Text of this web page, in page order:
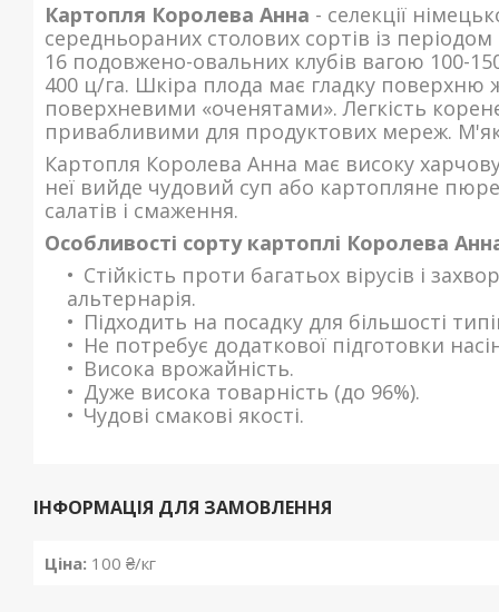
Картопля Королева Анна - селекції
середньораних столових сортів із
16 подовжено-овальних клубів вагою 100-
400 ц/га. Шкіра плода має гладку
поверхневими «оченятами». Легкість
привабливими для продуктових мереж.
Картопля Королева Анна має високу
неї вийде чудовий суп або картопляне
салатів і смаження.
Особливості сорту картоплі Королева
Стійкість проти багатьох вірусів і
альтернарія.
Підходить на посадку для більшості
Не потребує додаткової підготовки
Висока врожайність.
Дуже висока товарність (до 96%).
Чудові смакові якості.
ІНФОРМАЦІЯ ДЛЯ ЗАМОВЛЕННЯ
Ціна: 100 ₴/кг